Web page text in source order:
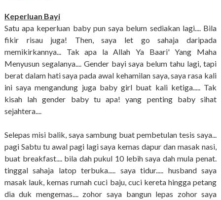
Keperluan Bayi
Satu apa keperluan baby pun saya belum sediakan lagi.... Bila
fikir risau juga! Then, saya let go sahaja daripada
memikirkannya... Tak apa la Allah Ya Baari' Yang Maha
Menyusun segalanya.... Gender bayi saya belum tahu lagi, tapi
berat dalam hati saya pada awal kehamilan saya, saya rasa kali
ini saya mengandung juga baby girl buat kali ketiga..... Tak
kisah lah gender baby tu apa! yang penting baby sihat
sejahtera....
Selepas misi balik, saya sambung buat pembetulan tesis saya...
pagi Sabtu tu awal pagi lagi saya kemas dapur dan masak nasi,
buat breakfast.... bila dah pukul 10 lebih saya dah mula penat.
tinggal sahaja latop terbuka..... saya tidur..... husband saya
masak lauk, kemas rumah cuci baju, cuci kereta hingga petang
dia duk mengemas.... zohor saya bangun lepas zohor saya